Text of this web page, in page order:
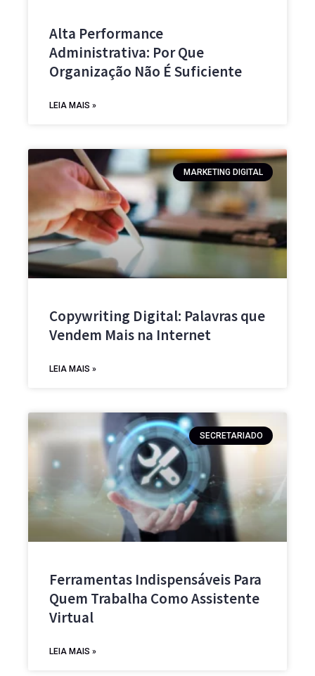
Alta Performance
Administrativa: Por Que
Organização Não É Suficiente
LEIA MAIS »
MARKETING DIGITAL
Copywriting Digital: Palavras que
Vendem Mais na Internet
LEIA MAIS »
SECRETARIADO
Ferramentas Indispensáveis Para
Quem Trabalha Como Assistente
Virtual
LEIA MAIS »